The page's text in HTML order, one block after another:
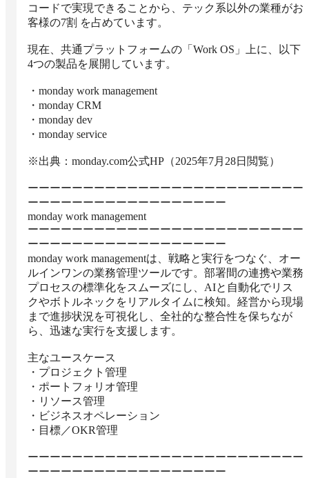
コードで実現できることから、テック系以外の業種がお
客様の7割 を占めています。
現在、共通プラットフォームの「Work OS」上に、以下
4つの製品を展開しています。
・monday work management
・monday CRM
・monday dev
・monday service
※出典：monday.com公式HP（2025年7月28日閲覧）
ーーーーーーーーーーーーーーーーーーーーーーーーー
ーーーーーーーーーーーーーーーーーー
monday work management
ーーーーーーーーーーーーーーーーーーーーーーーーー
ーーーーーーーーーーーーーーーーーー
monday work managementは、戦略と実行をつなぐ、オー
ルインワンの業務管理ツールです。部署間の連携や業務
プロセスの標準化をスムーズにし、AIと自動化でリス
クやボトルネックをリアルタイムに検知。経営から現場
まで進捗状況を可視化し、全社的な整合性を保ちなが
ら、迅速な実行を支援します。
主なユースケース
・プロジェクト管理
・ポートフォリオ管理
・リソース管理
・ビジネスオペレーション
・目標／OKR管理
ーーーーーーーーーーーーーーーーーーーーーーーーー
ーーーーーーーーーーーーーーーーーー